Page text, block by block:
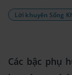
Lời khuyên Sống
Các bậc phụ